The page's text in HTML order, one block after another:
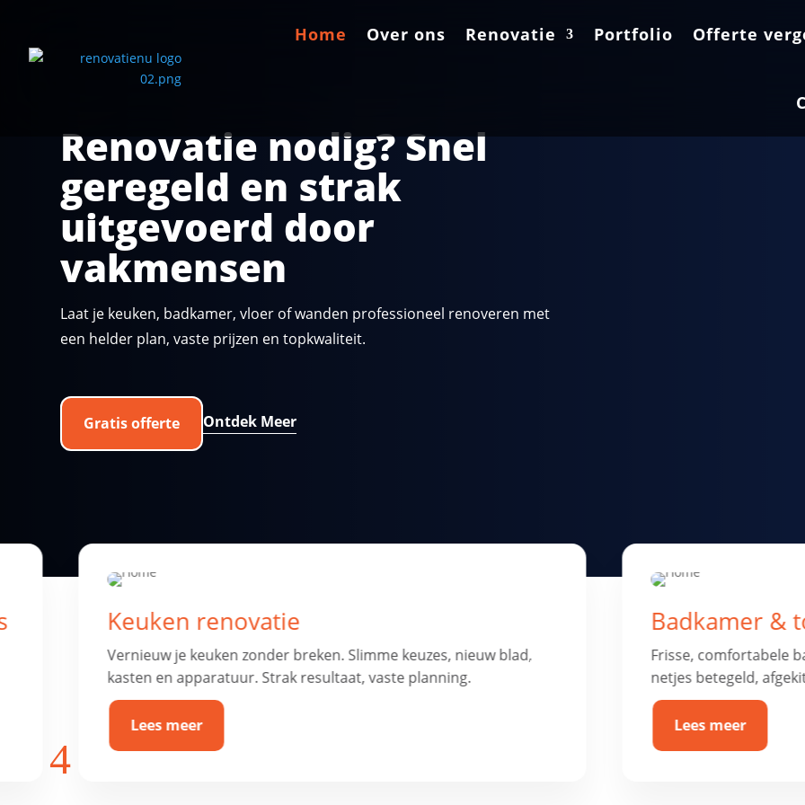
Home Over ons Renovatie Portfolio Offerte
Home Over ons Renovatie Portfolio Offerte
Renovatie nodig? Snel
geregeld en strak
uitgevoerd door
vakmensen
Laat je keuken, badkamer, vloer of wanden professioneel renoveren met
een helder plan, vaste prijzen en topkwaliteit.
Gratis offerte Ontdek Meer
Badkamer & toilet renovatie
Frisse, comfortabele badkamer of toilet met luxe afwerking. Alles
netjes betegeld, afgekit en waterdicht.
Lees meer
Vloer
Nieuwe vloer nodig?
weer strak, duurzaam
Lees meer
4